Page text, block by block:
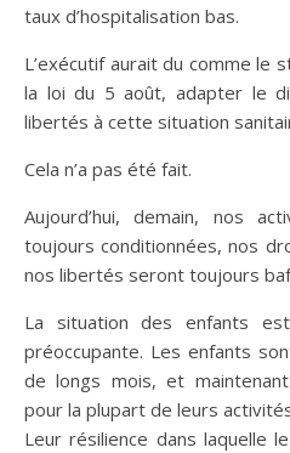
taux d’hospitalisation bas.
L’exécutif aurait du comme le
la loi du 5 août, adapter le
libertés à cette situation
Cela n’a pas été fait.
Aujourd’hui, demain, nos
toujours conditionnées, nos
nos libertés seront toujours
La situation des enfants
préoccupante. Les enfants
de longs mois, et
pour la plupart de leurs
Leur résilience dans laquelle